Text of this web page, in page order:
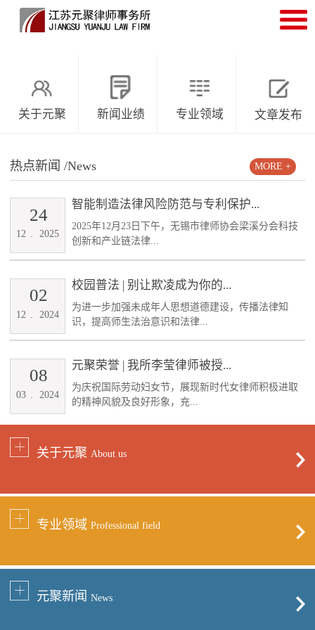
关于元聚 新闻业绩 专业领域 文章发布
热点新闻 /News
智能制造法律风险防范与专利保护...
2025年12月23日下午，无锡市律师协会梁溪分会科技
创新和产业链法律...
12 . 2025
24
校园普法 | 别让欺凌成为你的...
为进一步加强未成年人思想道德建设，传播法律知
识，提高师生法治意识和法律...
12 2024
02
元聚荣誉 | 我所李莹律师被授...
为庆祝国际劳动妇女节，展现新时代女律师积极进取
的精神风貌及良好形象，充...
03 2024
08
MORE +
关于元聚 About us
专业领域 Professional field
元聚新闻 News